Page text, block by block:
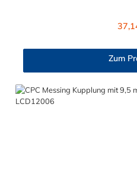
ausgelegt ist. Der CPC
Stecker mit 9,5 mm
Schlauchkupplung hat ein Absperrventil. Die
hohe Flexibilität mit
Anschlussvarianten und ist
der PLC-Serie kombinierbar
Zum